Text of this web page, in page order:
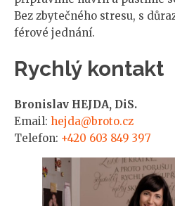
Bez zbytečného stresu, s
férové jednání.
Rychlý kontakt
Bronislav HEJDA, DiS.
Email: hejda@broto.cz
Telefon: +420 603 849 397